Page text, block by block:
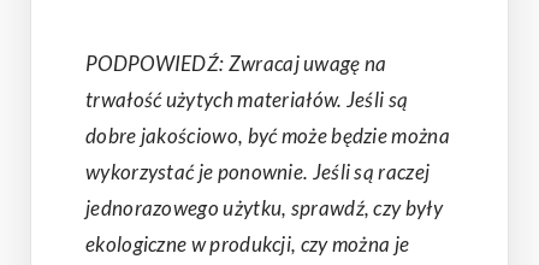
PODPOWIEDŹ: Zwracaj uwagę na
trwałość użytych materiałów. Jeśli są
dobre jakościowo, być może będzie można
wykorzystać je ponownie. Jeśli są raczej
jednorazowego użytku, sprawdź, czy były
ekologiczne w produkcji, czy można je